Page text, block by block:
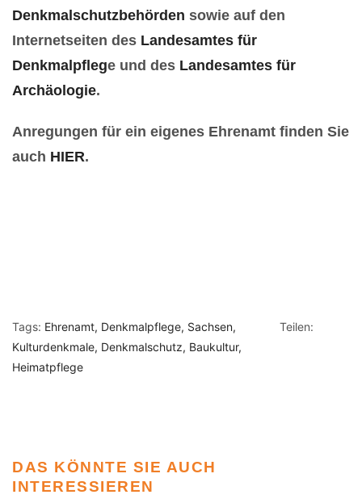
Denkmalschutzbehörden sowie auf den
Internetseiten des Landesamtes für
Denkmalpflege und des Landesamtes für
Archäologie.
Anregungen für ein eigenes Ehrenamt finden Sie
auch HIER.
Tags: Ehrenamt Denkmalpflege Sachsen
Kulturdenkmale Denkmalschutz Baukultur
Heimatpflege
Teilen:
DAS KÖNNTE SIE AUCH
INTERESSIEREN